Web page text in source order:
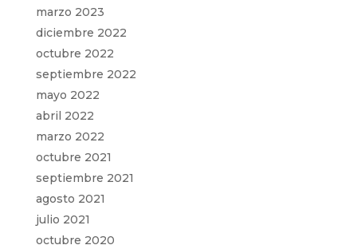
marzo 2023
diciembre 2022
octubre 2022
septiembre 2022
mayo 2022
abril 2022
marzo 2022
octubre 2021
septiembre 2021
agosto 2021
julio 2021
octubre 2020